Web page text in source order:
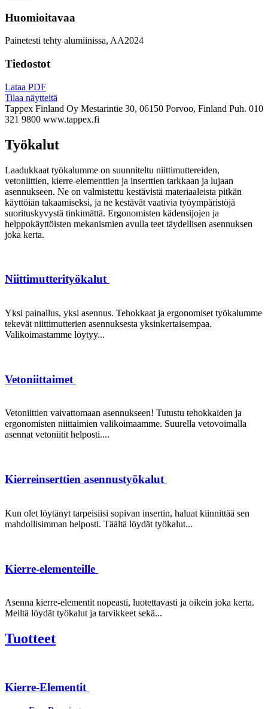
Huomioitavaa
Painetesti tehty alumiinissa, AA2024
Tiedostot
Lataa PDF
Tilaa näytteitä
Tappex Finland Oy Mestarintie 30, 06150 Porvoo, Finland Puh. 010
321 9800 www.tappex.fi
Työkalut
Laadukkaat työkalumme on suunniteltu niittimuttereiden,
vetoniittien, kierre-elementtien ja inserttien tarkkaan ja lujaan
asennukseen. Ne on valmistettu kestävistä materiaaleista pitkän
käyttöiän takaamiseksi, ja ne kestävät vaativia työympäristöjä
suorituskyvystä tinkimättä. Ergonomisten kädensijojen ja
helppokäyttöisten mekanismien avulla teet täydellisen asennuksen
joka kerta.
Niittimutterityökalut
Yksi painallus, yksi asennus. Tehokkaat ja ergonomiset työkalumme
tekevät niittimutterien asennuksesta yksinkertaisempaa.
Valikoimastamme löytyy...
Vetoniittaimet
Vetoniittien vaivattomaan asennukseen! Tutustu tehokkaiden ja
ergonomisten niittaimien valikoimaamme. Suurella vetovoimalla
asennat vetoniitit helposti....
Kierreinserttien asennustyökalut
Kun olet löytänyt tarpeisiisi sopivan insertin, haluat kiinnittää sen
mahdollisimman helposti. Täältä löydät työkalut...
Kierre-elementeille
Asenna kierre-elementit nopeasti, luotettavasti ja oikein joka kerta.
Meiltä löydät työkalut ja tarvikkeet sekä...
Tuotteet
Kierre-Elementit